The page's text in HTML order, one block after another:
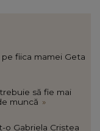
fiica mamei Geta
să fie mai
muncă »
o Gabriela Cristea